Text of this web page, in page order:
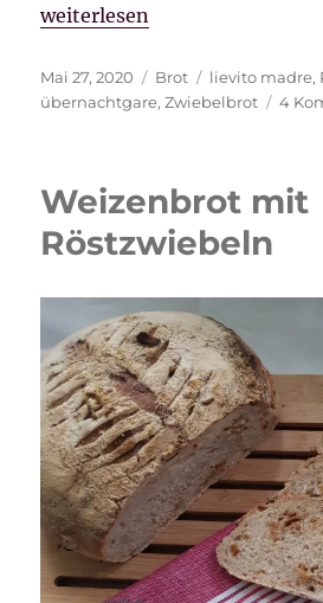
„einfaches Zwiebelbrot mit
weiterlesen
Veröffentlicht
am
Mai 27, 2020 Kategorien
Brot Schlagwörter
lievito madre,
übernachtgare,Zwiebelbrot 4
Weizenbrot mit
Röstzwiebeln